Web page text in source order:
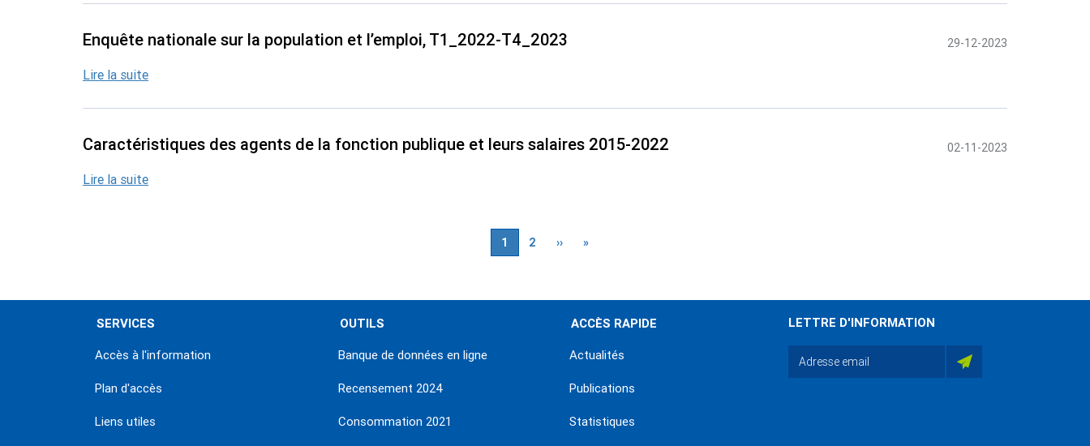
Enquête nationale sur la population et l’emploi, T1_2022-T4_2023
Lire la suite
29-12-2023
Caractéristiques des agents de la fonction publique et leurs salaires 2015-2022
Lire la suite
02-11-2023
Page
courante
1 Page
2
Page
››
Dernière
»
SERVICES
Accès à l'information
Plan d'accès
Liens utiles
OUTILS
Banque de données en ligne
Recensement 2024
Consommation 2021
ACCÈS RAPIDE
Actualités
Publications
Statistiques
LETTRE D'INFORMATION